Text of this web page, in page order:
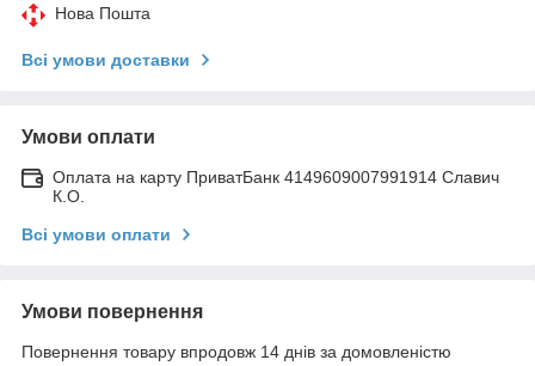
Нова Пошта
Всі умови доставки
Умови оплати
Оплата на карту ПриватБанк 4149609007991914 Славич
К.О.
Всі умови оплати
Умови повернення
Повернення товару впродовж 14 днів за домовленістю